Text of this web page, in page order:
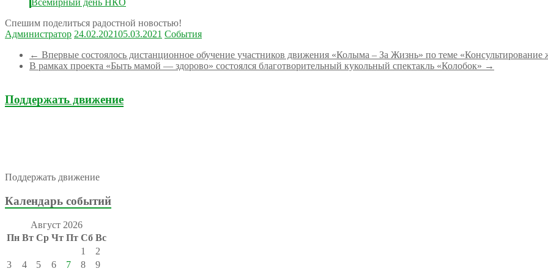
Спешим поделиться радостной новостью!
Администратор 24.02.202105.03.2021 События
← Впервые состоялось дистанционное обучение участников движения «Колыма – За Жизнь» по теме
В рамках проекта «Быть мамой — здорово» состоялся благотворительный кукольный спектакль «Колобок» →
Поддержать движение
Поддержать движение
Календарь событий
Август 2026
Пн Вт Ср Чт Пт Сб Вс
1
2
3
4 5 6 7 8
9